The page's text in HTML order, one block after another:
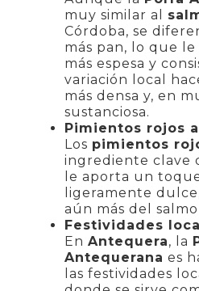
muy similar al
Córdoba, se
más pan, lo que
más espesa y
variación local
más densa y, en
sustanciosa.
Pimientos rojos
Los pimientos
ingrediente clave
le aporta un
ligeramente
aún más del
Festividades
En Antequera, la
Antequerana es
las festividades